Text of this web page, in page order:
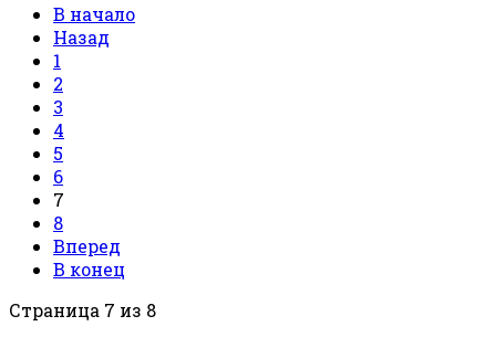
В начало
Назад
1
2
3
4
5
6
7
8
Вперед
В конец
Страница 7 из 8